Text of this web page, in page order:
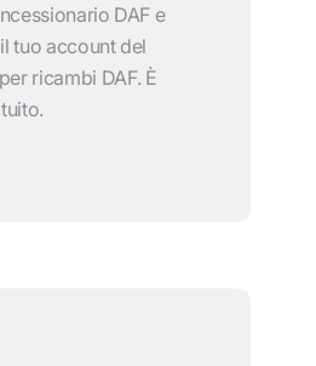
DAF e
tuo account del
ricambi DAF. È